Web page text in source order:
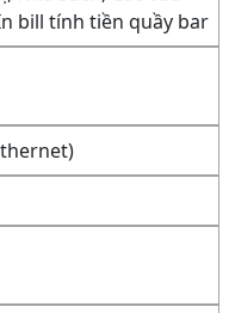
bill tính tiền quầy bar